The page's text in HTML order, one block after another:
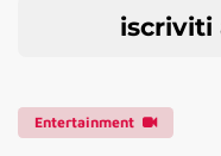
iscriviti
Entertainment